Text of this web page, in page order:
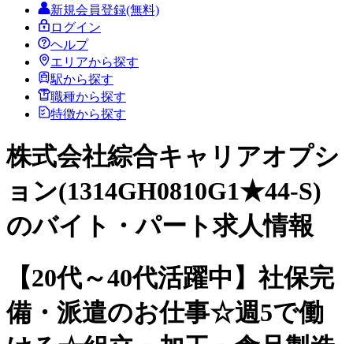
新規会員登録(無料)
ログイン
ヘルプ
エリアから探す
駅から探す
職種から探す
特徴から探す
株式会社綜合キャリアオプシ
ョン(1314GH0810G1★44-S)
のバイト・パート求人情報
【20代～40代活躍中】社保完
備・派遣のお仕事☆週5で働